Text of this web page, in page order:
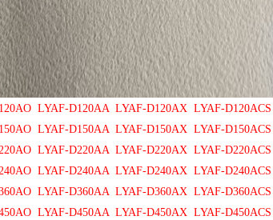
LYAF-D120AA LYAF-D120AX LYAF-D120ACS
LYAF-D150AA LYAF-D150AX LYAF-D150ACS
LYAF-D220AA LYAF-D220AX LYAF-D220ACS
LYAF-D240AA LYAF-D240AX LYAF-D240ACS
LYAF-D360AA LYAF-D360AX LYAF-D360ACS
LYAF-D450AA LYAF-D450AX LYAF-D450ACS